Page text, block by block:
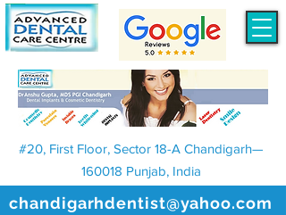
chandigarhdentist@yahoo.com
#20, First Floor, Sector 18-A Chandigarh—
160018 Punjab, India